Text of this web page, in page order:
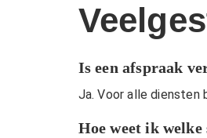
Is een afspraak
Ja. Voor alle diensten
Hoe weet ik